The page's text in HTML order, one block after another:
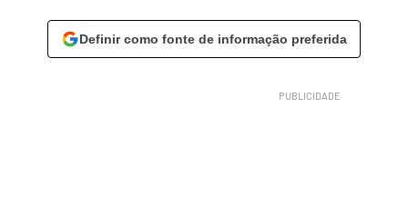
Definir como fonte de informação preferida